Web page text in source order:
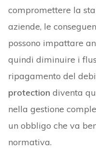
compromettere la
aziende, le
possono impattare
quindi diminuire i
ripagamento del
protection diventa
nella gestione
un obbligo che va
normativa.